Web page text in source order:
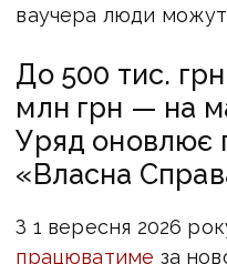
ваучера люди
До 500 тис.
млн грн — на
Уряд оновлює
«Власна
З 1 вересня 2026
працюватиме за